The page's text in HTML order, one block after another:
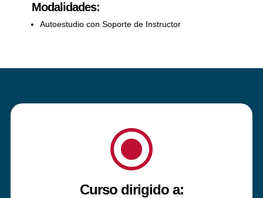
Modalidades:
Autoestudio con Soporte de Instructor
\
Curso dirigido a: